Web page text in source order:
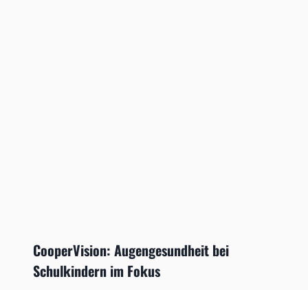
CooperVision: Augengesundheit bei
Schulkindern im Fokus